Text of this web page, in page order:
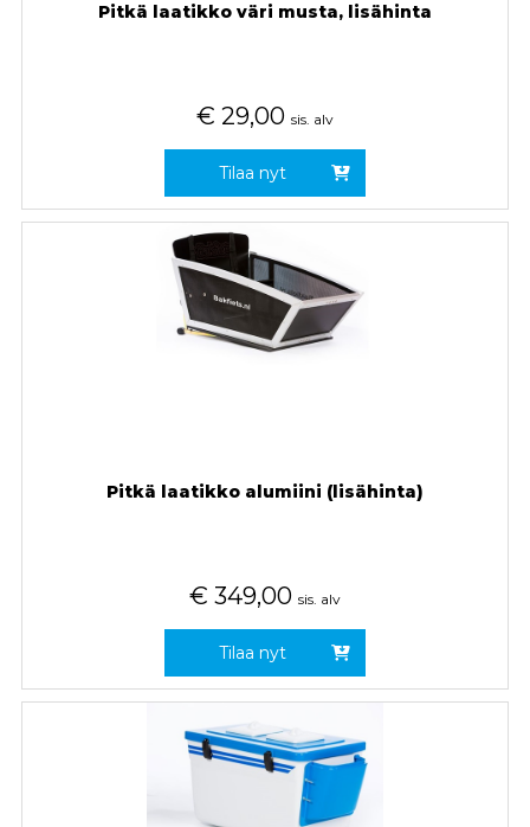
Pitkä laatikko väri musta, lisähinta
€ 29,00 sis. alv
Tilaa nyt
Pitkä laatikko alumiini (lisähinta)
€ 349,00 sis. alv
Tilaa nyt